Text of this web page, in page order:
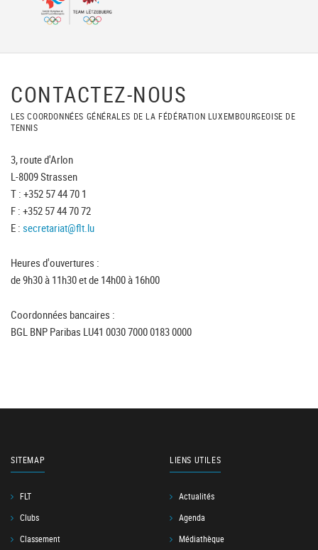
CONTACTEZ-NOUS
LES COORDONNÉES GÉNÉRALES DE LA FÉDÉRATION LUXEMBOURGEOISE DE
TENNIS
3, route d'Arlon
L-8009 Strassen
T : +352 57 44 70 1
F : +352 57 44 70 72
E : secretariat@flt.lu
Heures d'ouvertures :
de 9h30 à 11h30 et de 14h00 à 16h00
Coordonnées bancaires :
BGL BNP Paribas LU41 0030 7000 0183 0000
SITEMAP
FLT
Clubs
Classement
LIENS UTILES
Actualités
Agenda
Médiathèque